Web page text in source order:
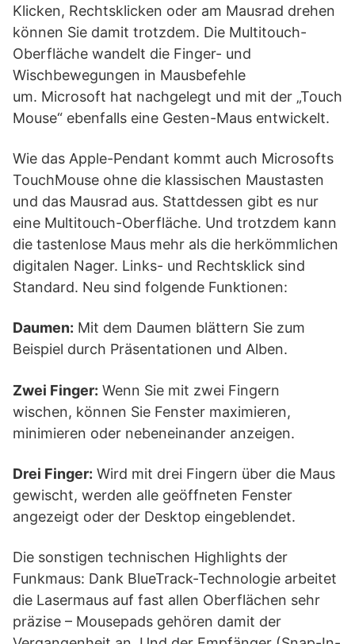
Klicken, Rechtsklicken oder am Mausrad drehen
können Sie damit trotzdem. Die Multitouch-
Oberfläche wandelt die Finger- und
Wischbewegungen in Mausbefehle
um. Microsoft hat nachgelegt und mit der „Touch
Mouse“ ebenfalls eine Gesten-Maus entwickelt.
Wie das Apple-Pendant kommt auch Microsofts
TouchMouse ohne die klassischen Maustasten
und das Mausrad aus. Stattdessen gibt es nur
eine Multitouch-Oberfläche. Und trotzdem kann
die tastenlose Maus mehr als die herkömmlichen
digitalen Nager. Links- und Rechtsklick sind
Standard. Neu sind folgende Funktionen:
Daumen: Mit dem Daumen blättern Sie zum
Beispiel durch Präsentationen und Alben.
Zwei Finger: Wenn Sie mit zwei Fingern
wischen, können Sie Fenster maximieren,
minimieren oder nebeneinander anzeigen.
Drei Finger: Wird mit drei Fingern über die Maus
gewischt, werden alle geöffneten Fenster
angezeigt oder der Desktop eingeblendet.
Die sonstigen technischen Highlights der
Funkmaus: Dank BlueTrack-Technologie arbeitet
die Lasermaus auf fast allen Oberflächen sehr
präzise – Mousepads gehören damit der